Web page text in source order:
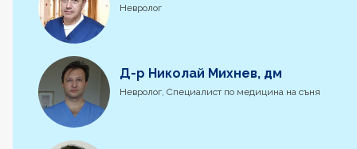
Невролог
Д-р Николай Михнев, дм
Невролог, Специалист по медицина на съня